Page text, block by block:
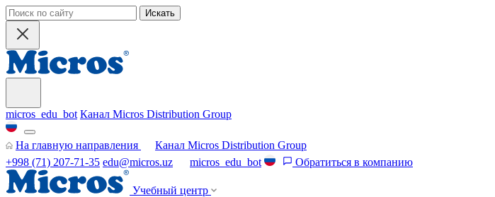
Искать
micros_edu_bot Канал Micros Distribution Group
На главную направления
Канал Micros Distribution Group
+998 (71) 207-71-35 edu@micros.uz micros_edu_bot Обратиться в компанию
Учебный центр